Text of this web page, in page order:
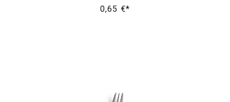
0,65 €*